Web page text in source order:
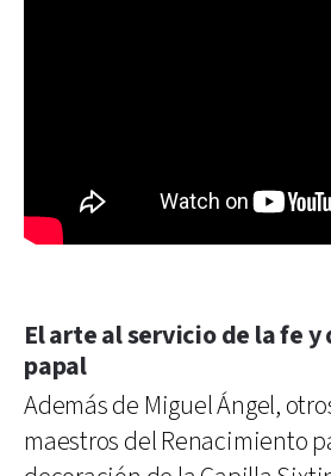
El arte al servicio de la fe y
papal
Además de Miguel Ángel,
maestros del Renacimiento